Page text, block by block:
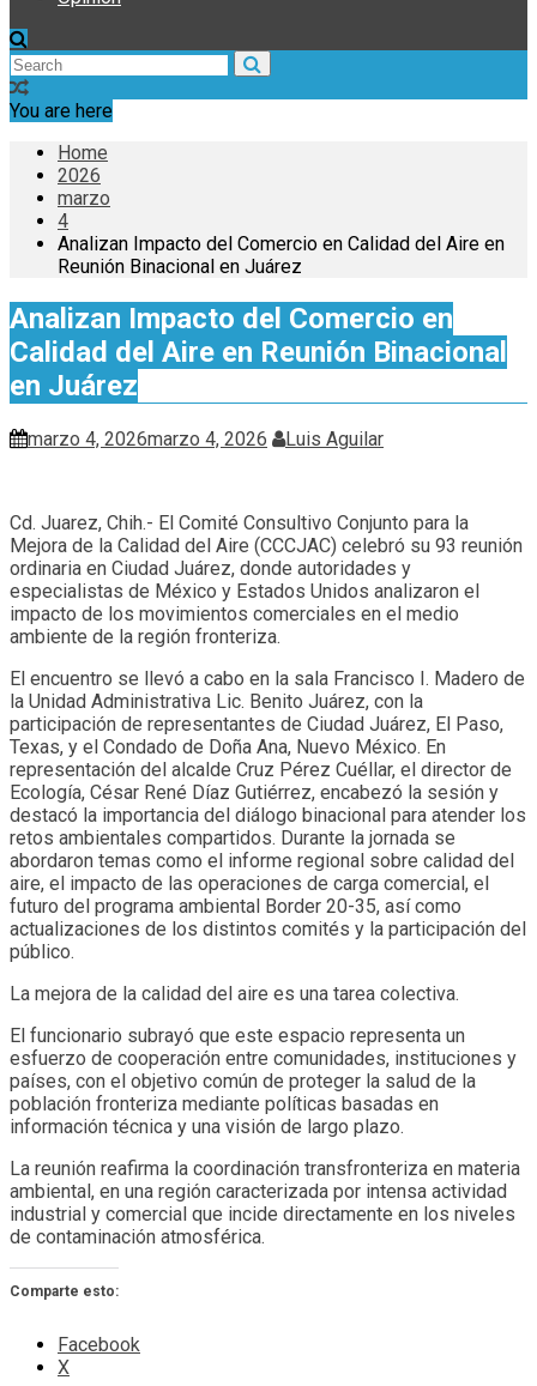
You are here
Home
2026
marzo
4
Analizan Impacto del Comercio en Calidad del Aire en
Reunión Binacional en Juárez
Analizan Impacto del Comercio en
Calidad del Aire en Reunión Binacional
en Juárez
marzo 4, 2026marzo 4, 2026 Luis Aguilar
Cd. Juarez, Chih.- El Comité Consultivo Conjunto para la
Mejora de la Calidad del Aire (CCCJAC) celebró su 93 reunión
ordinaria en Ciudad Juárez, donde autoridades y
especialistas de México y Estados Unidos analizaron el
impacto de los movimientos comerciales en el medio
ambiente de la región fronteriza.
El encuentro se llevó a cabo en la sala Francisco I. Madero de
la Unidad Administrativa Lic. Benito Juárez, con la
participación de representantes de Ciudad Juárez, El Paso,
Texas, y el Condado de Doña Ana, Nuevo México. En
representación del alcalde Cruz Pérez Cuéllar, el director de
Ecología, César René Díaz Gutiérrez, encabezó la sesión y
destacó la importancia del diálogo binacional para atender los
retos ambientales compartidos. Durante la jornada se
abordaron temas como el informe regional sobre calidad del
aire, el impacto de las operaciones de carga comercial, el
futuro del programa ambiental Border 20-35, así como
actualizaciones de los distintos comités y la participación del
público.
La mejora de la calidad del aire es una tarea colectiva.
El funcionario subrayó que este espacio representa un
esfuerzo de cooperación entre comunidades, instituciones y
países, con el objetivo común de proteger la salud de la
población fronteriza mediante políticas basadas en
información técnica y una visión de largo plazo.
La reunión reafirma la coordinación transfronteriza en materia
ambiental, en una región caracterizada por intensa actividad
industrial y comercial que incide directamente en los niveles
de contaminación atmosférica.
Comparte esto:
Facebook
X